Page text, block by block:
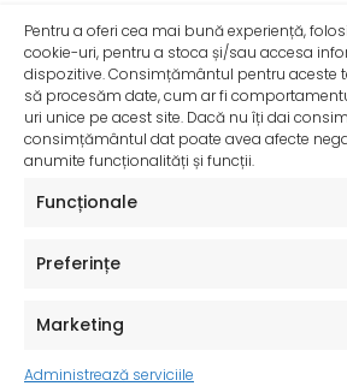
Pentru a oferi cea mai bună experiență,
cookie-uri, pentru a stoca și/sau accesa
dispozitive. Consimțământul pentru aceste
să procesăm date, cum ar fi
uri unice pe acest site. Dacă nu îți dai
consimțământul dat poate avea afecte
anumite funcționalități și funcții.
Funcționale
Preferințe
Marketing
Administrează serviciile
InfoMama – Ghidul mamei pe
primul an de viață al
De peste 35 de ani,
desfășoară activități dedicate
drepturilor